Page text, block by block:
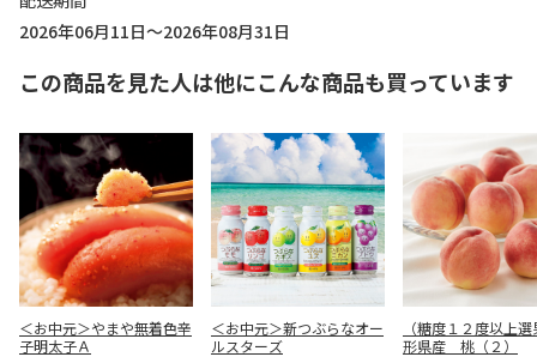
2026年06月11日～2026年08月31日
この商品を見た人は他にこんな商品も買っています
＜お中元＞やまや無着色辛
子明太子Ａ
＜お中元＞新つぶらなオー
ルスターズ
（糖度１２度以上
形県産 桃（２）